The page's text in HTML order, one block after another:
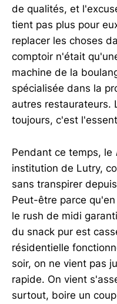
de qualités, et
tient pas plus pour
replacer les choses
comptoir n'était
machine de la
spécialisée dans la
autres
toujours, c'est
Pendant ce temps, le
institution de Lutry,
sans transpirer
Peut-être parce
le rush de midi
du snack pur est
résidentielle
soir, on ne vient pas
rapide. On vient
surtout, boire un